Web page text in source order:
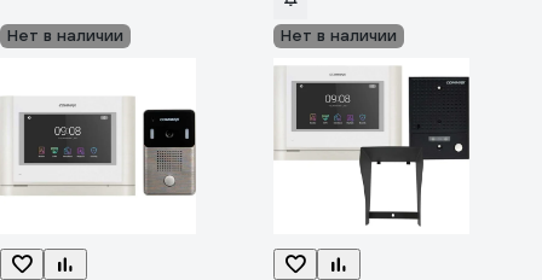
Нет в наличии Нет в наличии